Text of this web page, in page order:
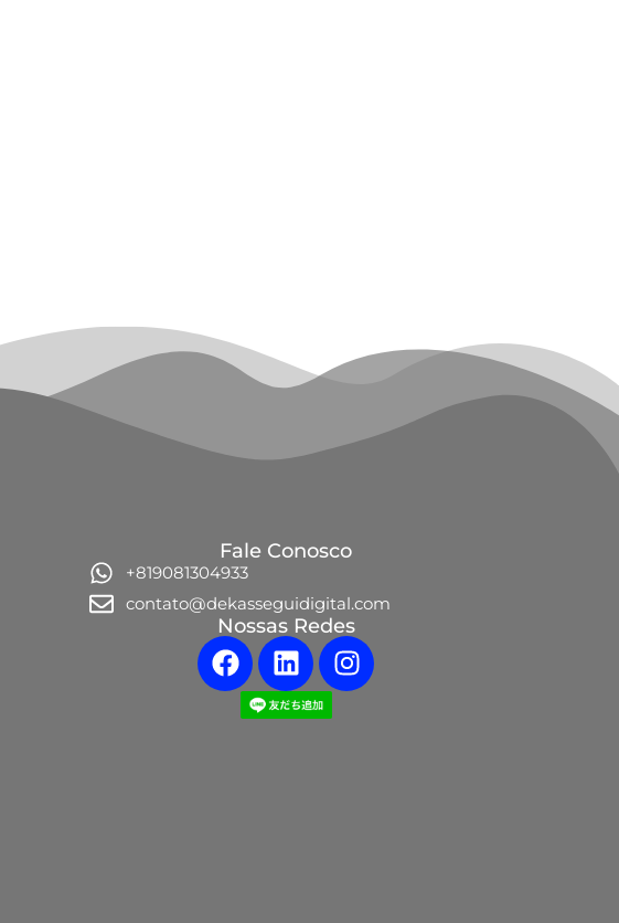
Fale Conosco
+819081304933
contato@dekasseguidigital.com
Nossas Redes